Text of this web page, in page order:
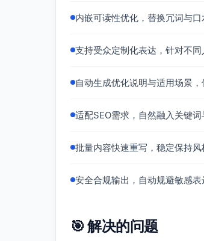
内嵌可读性优化，替换冗词与
支持受众定制化表达，针对不
自动生成优化说明与适用场景
适配SEO需求，自然融入关键
批量内容快速重写，稳定保持风
安全合规输出，自动规避敏感表
🎯 解决的问题